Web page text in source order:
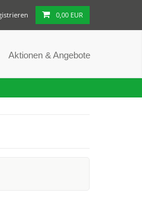
0,00 EUR
Aktionen & Angebote